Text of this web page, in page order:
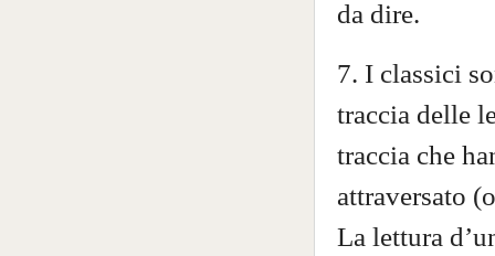
da dire.
7. I classici
traccia delle
traccia che
attraversato
La lettura